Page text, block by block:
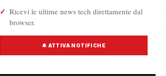
Ricevi le ultime news tech direttamente dal
browser.
🔔 ATTIVA NOTIFICHE